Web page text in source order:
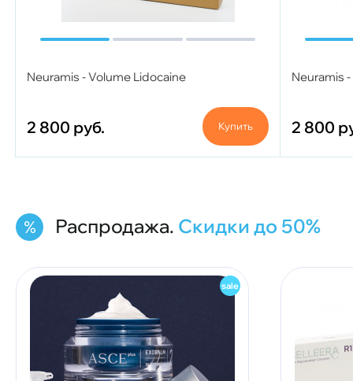
Neuramis - Volume Lidocaine
2 800 руб. Купить
Neuramis
2 800
Распродажа. Скидки до 50%